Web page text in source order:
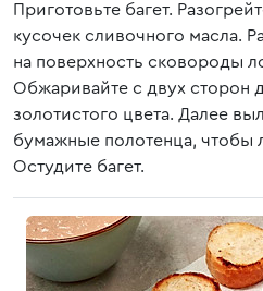
Приготовьте багет.
кусочек сливочного масла.
на поверхность сковороды
Обжаривайте с двух сторон
золотистого цвета. Далее
бумажные полотенца, чтобы
Остудите багет.